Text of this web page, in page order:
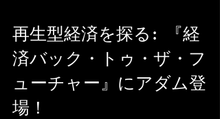
再生型経済を探る: 『経
済バック・トゥ・ザ・フ
ューチャー』にアダム登
場！